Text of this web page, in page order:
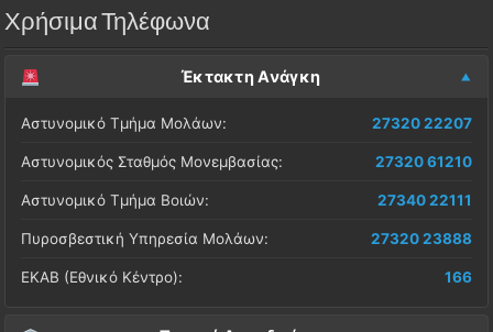
Χρήσιμα Τηλέφωνα
Έκτακτη Ανάγκη
Αστυνομικό Τμήμα Μολάων: 27320 22207
Αστυνομικός Σταθμός Μονεμβασίας: 27320 61210
Αστυνομικό Τμήμα Βοιών: 27340 22111
Πυροσβεστική Υπηρεσία Μολάων: 27320 23888
ΕΚΑΒ (Εθνικό Κέντρο): 166